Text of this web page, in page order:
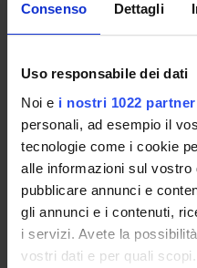
Consenso Dettagli
Uso responsabile dei dati
Noi e i nostri 1022 partner
personali, ad esempio il
tecnologie come i cookie
alle informazioni sul vostro
pubblicare annunci e
gli annunci e i contenuti,
i servizi. Avete la
vostri dati e per quali
Psychiatry
SEZIONI
Psichiatria